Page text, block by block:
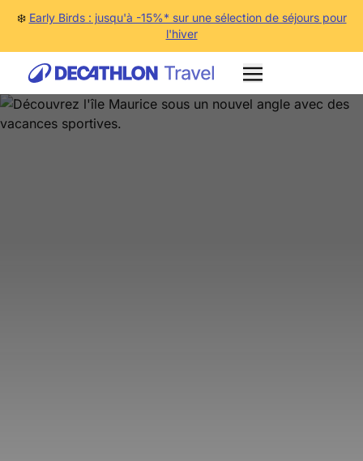
❄️ Early Birds : jusqu'à -15%* sur une sélection de séjours pour
l'hiver